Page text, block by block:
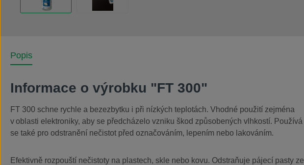
Popis
Informace o výrobku "FT 300"
FT 300 schne rychle a bezezbytku i při nízkých teplotách. Vhodné použití zejména
v oblasti elektroniky, aby se předcházelo vzniku škod způsobených vlhkostí. Používá
se také pro odstranění nečistot před označováním, lepením nebo lakováním.
Efektivně rozpouští nečistoty na plastech, skle nebo kovu. Odstraňuje pájecí pasty ze